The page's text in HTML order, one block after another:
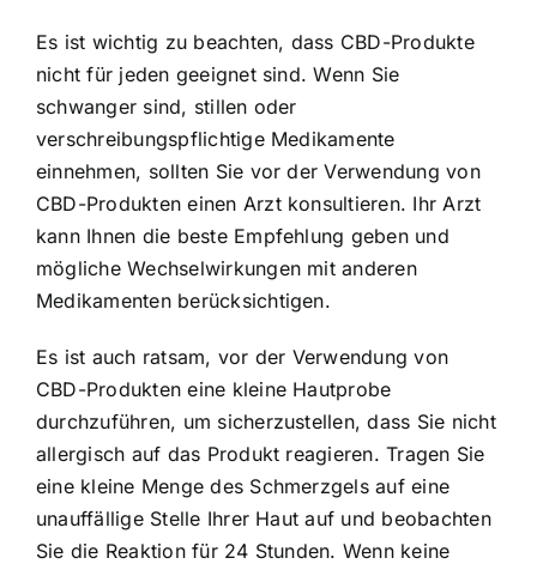
Es ist wichtig zu beachten, dass CBD-Produkte
nicht für jeden geeignet sind. Wenn Sie
schwanger sind, stillen oder
verschreibungspflichtige Medikamente
einnehmen, sollten Sie vor der Verwendung von
CBD-Produkten einen Arzt konsultieren. Ihr Arzt
kann Ihnen die beste Empfehlung geben und
mögliche Wechselwirkungen mit anderen
Medikamenten berücksichtigen.
Es ist auch ratsam, vor der Verwendung von
CBD-Produkten eine kleine Hautprobe
durchzuführen, um sicherzustellen, dass Sie nicht
allergisch auf das Produkt reagieren. Tragen Sie
eine kleine Menge des Schmerzgels auf eine
unauffällige Stelle Ihrer Haut auf und beobachten
Sie die Reaktion für 24 Stunden. Wenn keine